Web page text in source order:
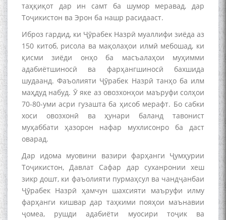
таҳқиқот дар ин самт ба шумор меравад, дар
Тоҷикистон ва Эрон ба нашр расидааст.
Иброз гардид, ки Ҷӯрабек Назрӣ муаллифи зиёда аз
150 китоб, рисола ва мақолаҳои илмӣ мебошад, ки
қисми зиёди онҳо ба масъалаҳои муҳимми
адабиётшиносӣ ва фарҳангшиносӣ бахшида
шудаанд. Фаъолияти Ҷӯрабек Назрӣ танҳо ба илм
маҳдуд набуд. Ӯ яке аз овозхонҳои маъруфи солҳои
70-80-уми асри гузашта ба ҳисоб мерафт. Бо сабки
хоси овозхонӣ ва ҳунари баланд тавонист
муҳаббати ҳазорон нафар мухлисонро ба даст
оварад.
Дар идома муовини вазири фарҳанги Ҷумҳурии
Тоҷикистон, Давлат Сафар дар суханронии хеш
зикр дошт, ки фаъолияти пурмаҳсул ва чандҷанбаи
Ҷӯрабек Назрӣ ҳамчун шахсияти маъруфи илму
фарҳанги кишвар дар таҳкими пояҳои маънавии
ҷомеа, рушди адабиёти муосири тоҷик ва
БУЗУРГДОШТИ РӮЗИ РӮДАКӢ